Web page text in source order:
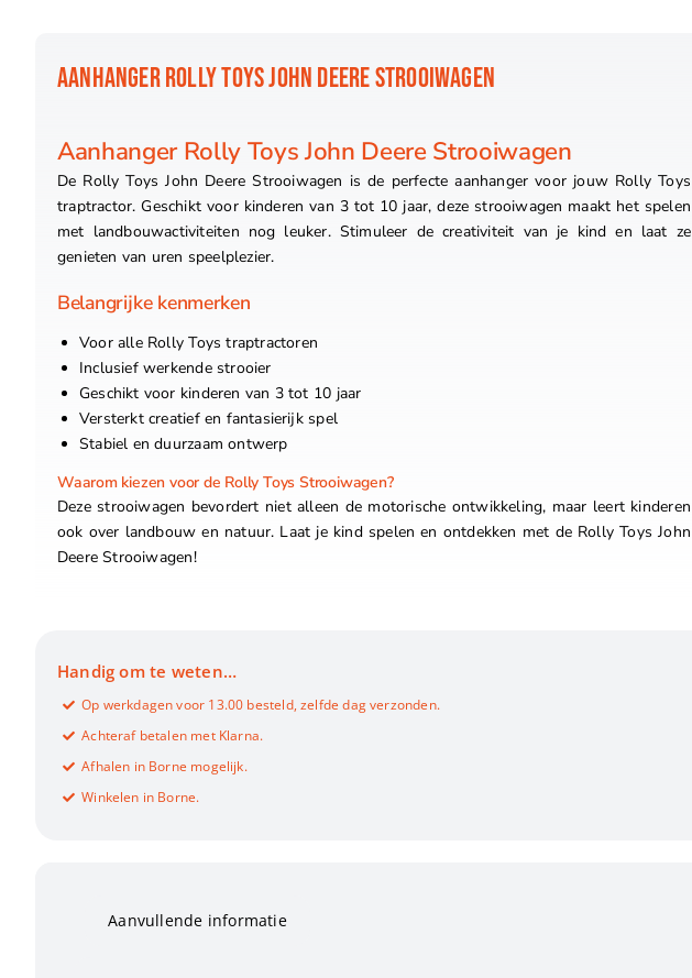
AANHANGER ROLLY TOYS JOHN DEERE STROOIWAGEN
Aanhanger Rolly Toys John Deere Strooiwagen
De Rolly Toys John Deere Strooiwagen is de perfecte aanhanger voor jouw Rolly Toys
traptractor. Geschikt voor kinderen van 3 tot 10 jaar, deze strooiwagen maakt het spelen
met landbouwactiviteiten nog leuker. Stimuleer de creativiteit van je kind en laat ze
genieten van uren speelplezier.
Belangrijke kenmerken
Voor alle Rolly Toys traptractoren
Inclusief werkende strooier
Geschikt voor kinderen van 3 tot 10 jaar
Versterkt creatief en fantasierijk spel
Stabiel en duurzaam ontwerp
Waarom kiezen voor de Rolly Toys Strooiwagen?
Deze strooiwagen bevordert niet alleen de motorische ontwikkeling, maar leert kinderen
ook over landbouw en natuur. Laat je kind spelen en ontdekken met de Rolly Toys John
Deere Strooiwagen!
Handig om te weten…
Op werkdagen voor 13.00 besteld, zelfde dag verzonden.
Achteraf betalen met Klarna.
Afhalen in Borne mogelijk.
Winkelen in Borne.
Aanvullende informatie